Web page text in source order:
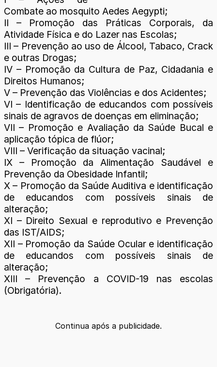
Combate ao mosquito Aedes Aegypti;
II – Promoção das Práticas Corporais, da
Atividade Física e do Lazer nas Escolas;
III – Prevenção ao uso de Álcool, Tabaco, Crack
e outras Drogas;
IV – Promoção da Cultura de Paz, Cidadania e
Direitos Humanos;
V – Prevenção das Violências e dos Acidentes;
VI – Identificação de educandos com possíveis
sinais de agravos de doenças em eliminação;
VII – Promoção e Avaliação da Saúde Bucal e
aplicação tópica de flúor;
VIII – Verificação da situação vacinal;
IX – Promoção da Alimentação Saudável e
Prevenção da Obesidade Infantil;
X – Promoção da Saúde Auditiva e identificação
de educandos com possíveis sinais de
alteração;
XI – Direito Sexual e reprodutivo e Prevenção
das IST/AIDS;
XII – Promoção da Saúde Ocular e identificação
de educandos com possíveis sinais de
alteração;
XIII – Prevenção a COVID-19 nas escolas
(Obrigatória).
Continua após a publicidade.